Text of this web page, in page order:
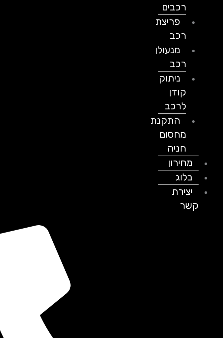
רכבים
פריצת
מנעולן
ניתוק
לרכב
התקנת
מחסום
חניה
מחירון
בלוג
יצירת
קשר